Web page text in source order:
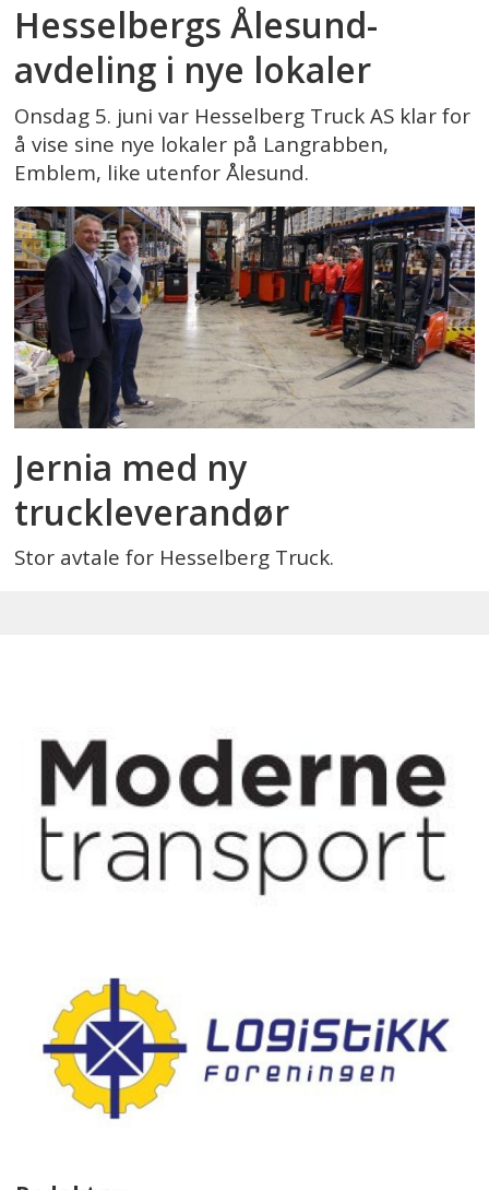
Hesselbergs Ålesund-
avdeling i nye lokaler
Onsdag 5. juni var Hesselberg Truck AS klar for
å vise sine nye lokaler på Langrabben,
Emblem, like utenfor Ålesund.
Jernia med ny
truckleverandør
Stor avtale for Hesselberg Truck.